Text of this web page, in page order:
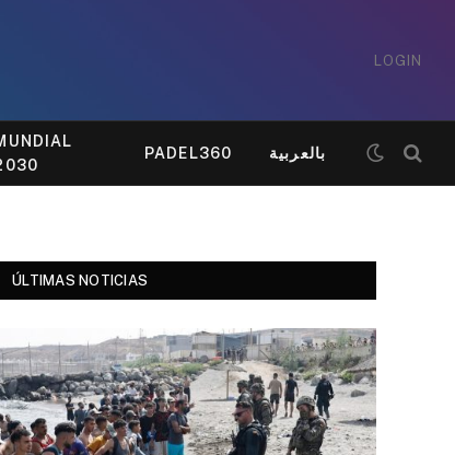
LOGIN
PADEL360 بالعربية
ÚLTIMAS NOTICIAS